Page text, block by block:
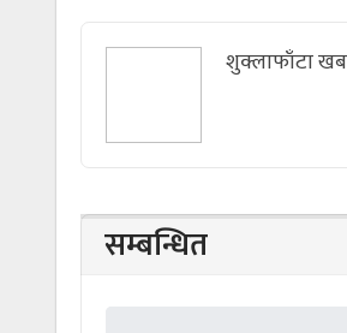
शुक्लाफाँटा
सम्बन्धित